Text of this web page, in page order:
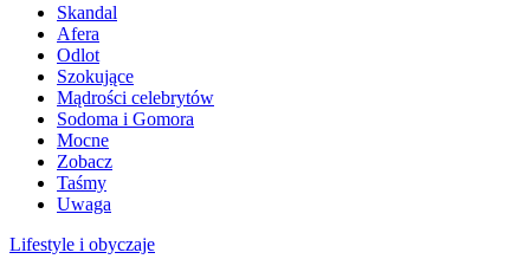
Skandal
Afera
Odlot
Szokujące
Mądrości celebrytów
Sodoma i Gomora
Mocne
Zobacz
Taśmy
Uwaga
Lifestyle i obyczaje